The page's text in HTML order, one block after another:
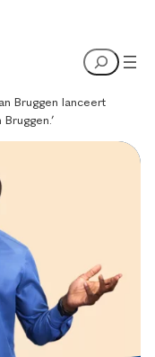
Search
Bruggen lanceert